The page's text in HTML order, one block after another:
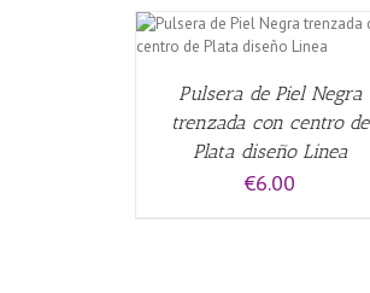
Pulsera de Piel Negra
trenzada con centro de
Plata diseño Linea
€6.00